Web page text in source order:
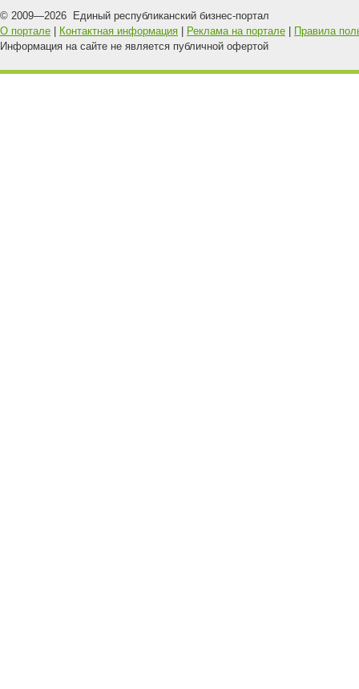
© 2009—2026 Единый республиканский бизнес-портал
О портале
Контактная информация Реклама на портале
Правила
Информация на сайте не является публичной офертой